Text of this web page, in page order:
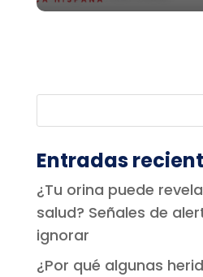
Entradas
¿Tu orina puede
salud? Señales de
ignorar
¿Por qué algunas